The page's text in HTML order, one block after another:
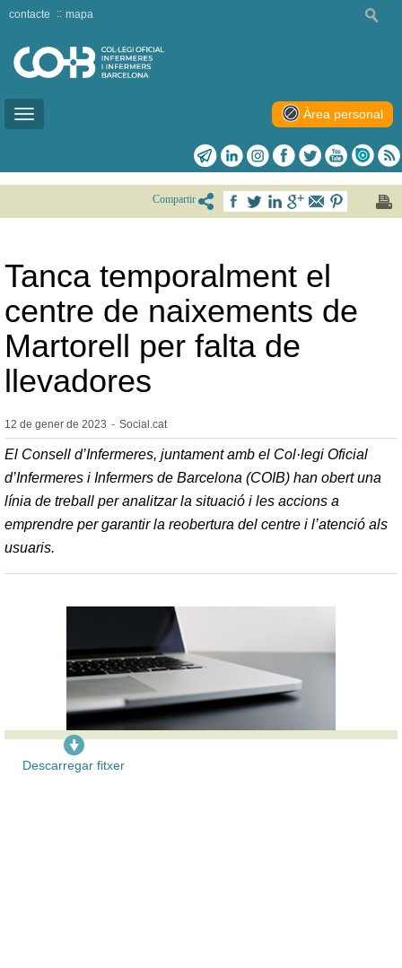
Toggle
contacte mapa
Àrea personal
Compartir
Tanca temporalment el
centre de naixements de
Martorell per falta de
llevadores
12 de gener de 2023 - Social.cat
El Consell d’Infermeres, juntament amb el Col·legi Oficial
d’Infermeres i Infermers de Barcelona (COIB) han obert una
línia de treball per analitzar la situació i les accions a
emprendre per garantir la reobertura del centre i l’atenció als
usuaris.
Descarregar fitxer